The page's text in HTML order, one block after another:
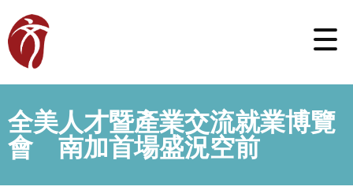
全美人才暨產業交流就業博覽
會 南加首場盛況空前